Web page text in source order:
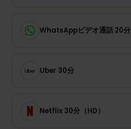
WhatsAppビデオ通話 20分
Uber 30分
Netflix 30分（HD）